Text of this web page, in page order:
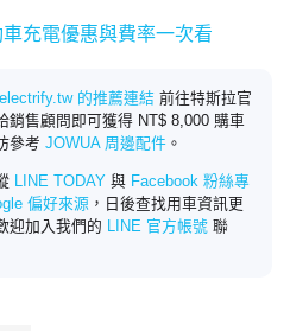
充電優惠與費率一次看
electrify.tw 的推薦連結 前往特斯拉官
銷售顧問即可獲得 NT$ 8,000 購車
參考 JOWUA 周邊配件 。
LINE TODAY 與 Facebook 粉絲專
偏好來源 ，日後查找用車資訊更
迎加入我們的 LINE 官方帳號 聯